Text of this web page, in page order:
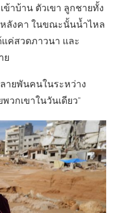
าบ้าน ตัวเขา ลูกชายทั้ง
ลังคา ในขณะนั้นน้ำไหล
ค่สวดภาวนา และ
ย
ายพันคนในระหว่าง
วกเขาในวันเดียว”